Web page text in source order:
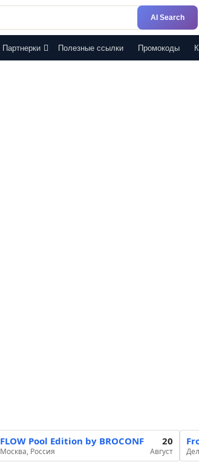
AI Search
Партнерки Полезные ссылки Промокоды
FLOW Pool Edition by BROCONF
Москва, Россия
20
Август